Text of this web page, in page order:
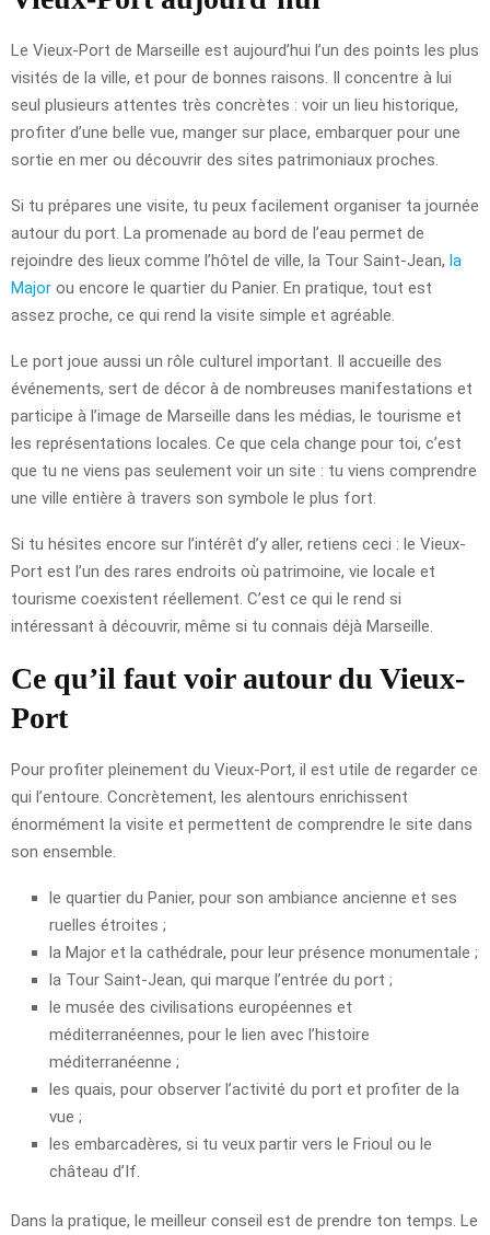
Le Vieux-Port de Marseille est aujourd’hui l’un des points les plus
visités de la ville, et pour de bonnes raisons. Il concentre à lui
seul plusieurs attentes très concrètes : voir un lieu historique,
profiter d’une belle vue, manger sur place, embarquer pour une
sortie en mer ou découvrir des sites patrimoniaux proches.
Si tu prépares une visite, tu peux facilement organiser ta journée
autour du port. La promenade au bord de l’eau permet de
rejoindre des lieux comme l’hôtel de ville, la Tour Saint-Jean, la
Major ou encore le quartier du Panier. En pratique, tout est
assez proche, ce qui rend la visite simple et agréable.
Le port joue aussi un rôle culturel important. Il accueille des
événements, sert de décor à de nombreuses manifestations et
participe à l’image de Marseille dans les médias, le tourisme et
les représentations locales. Ce que cela change pour toi, c’est
que tu ne viens pas seulement voir un site : tu viens comprendre
une ville entière à travers son symbole le plus fort.
Si tu hésites encore sur l’intérêt d’y aller, retiens ceci : le Vieux-
Port est l’un des rares endroits où patrimoine, vie locale et
tourisme coexistent réellement. C’est ce qui le rend si
intéressant à découvrir, même si tu connais déjà Marseille.
Ce qu’il faut voir autour du Vieux-
Port
Pour profiter pleinement du Vieux-Port, il est utile de regarder ce
qui l’entoure. Concrètement, les alentours enrichissent
énormément la visite et permettent de comprendre le site dans
son ensemble.
le quartier du Panier, pour son ambiance ancienne et ses
ruelles étroites ;
la Major et la cathédrale, pour leur présence monumentale ;
la Tour Saint-Jean, qui marque l’entrée du port ;
le musée des civilisations européennes et
méditerranéennes, pour le lien avec l’histoire
méditerranéenne ;
les quais, pour observer l’activité du port et profiter de la
vue ;
les embarcadères, si tu veux partir vers le Frioul ou le
château d’If.
Dans la pratique, le meilleur conseil est de prendre ton temps. Le